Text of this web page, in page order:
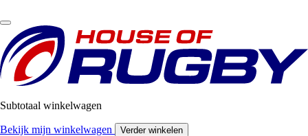
Subtotaal winkelwagen
Bekijk mijn winkelwagen Verder winkelen